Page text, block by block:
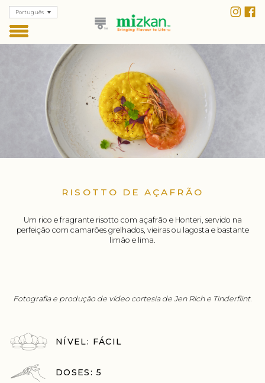
Português
RISOTTO DE AÇAFRÃO
Um rico e fragrante risotto com açafrão e Honteri, servido na
perfeição com camarões grelhados, vieiras ou lagosta e bastante
limão e lima.
Fotografia e produção de vídeo cortesia de Jen Rich e Tinderflint.
NÍVEL: FÁCIL
DOSES: 5